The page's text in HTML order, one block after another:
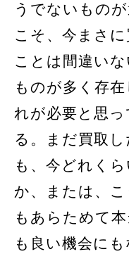
うでないもの
こそ、今まさ
ことは間違い
ものが多く存
れが必要と思
る。まだ買取
も、今どれく
か、または、
もあらためて
も良い機会に